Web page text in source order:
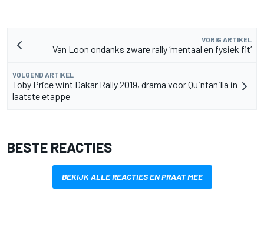
VORIG ARTIKEL
Van Loon ondanks zware rally ‘mentaal en fysiek fit’
VOLGEND ARTIKEL
Toby Price wint Dakar Rally 2019, drama voor Quintanilla in
laatste etappe
BESTE REACTIES
BEKIJK ALLE REACTIES EN PRAAT MEE